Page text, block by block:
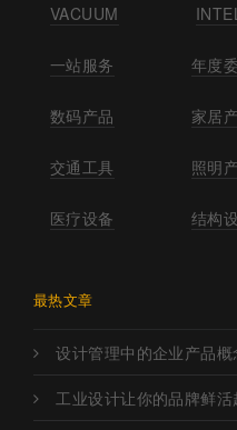
VACUUM
一站服务 年度
数码产品 家居
交通工具 照明
医疗设备 结构
最热文章
设计管理中的企业产品概
工业设计让你的品牌鲜活